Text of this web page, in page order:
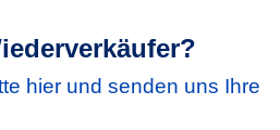
hier und senden uns Ihre